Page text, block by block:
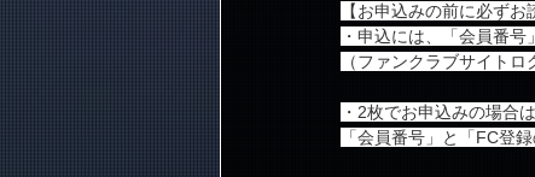
【お申込みの前に必ずお
・申込には、「会員番号
（ファンクラブサイト
・2枚でお申込みの場合
「会員番号」と「FC登